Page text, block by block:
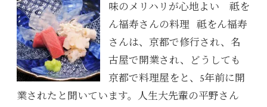
味のメリハリが心地よい 祗を
ん福寿さんの料理 祗をん福寿
さんは、京都で修行され、名
古屋で開業され、どうしても
京都で料理屋をと、5年前に開
業されたと聞いています。人生大先輩の平野さん